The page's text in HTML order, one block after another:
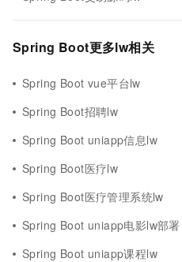
Spring Boot更多lw相关
Spring Boot vue平台lw
Spring Boot招聘lw
Spring Boot uniapp信息lw
Spring Boot医疗lw
Spring Boot医疗管理系统lw
Spring Boot uniapp电影lw部署
Spring Boot uniapp课程lw